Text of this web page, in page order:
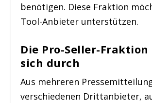
benötigen. Diese Fraktion
Tool-Anbieter unterstützen.
Die Pro-Seller-Fraktion
sich durch
Aus mehreren
verschiedenen Drittanbieter,